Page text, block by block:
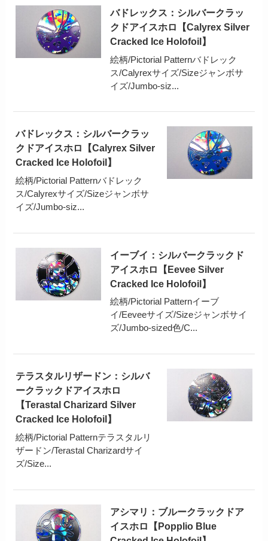
バドレックス：シルバークラッ
クドアイスホロ【Calyrex Silver
Cracked Ice Holofoil】
絵柄/Pictorial Patternバドレック
ス/Calyrexサイズ/Sizeジャンボサ
イズ/Jumbo-siz...
バドレックス：シルバークラッ
クドアイスホロ【Calyrex Silver
Cracked Ice Holofoil】
絵柄/Pictorial Patternバドレック
ス/Calyrexサイズ/Sizeジャンボサ
イズ/Jumbo-siz...
イーブイ：シルバークラックド
アイスホロ【Eevee Silver
Cracked Ice Holofoil】
絵柄/Pictorial Patternイーブ
イ/Eeveeサイズ/Sizeジャンボサイ
ズ/Jumbo-sized色/C...
テラスタルリザードン：シルバ
ークラックドアイスホロ
【Terastal Charizard Silver
Cracked Ice Holofoil】
絵柄/Pictorial Patternテラスタルリ
ザードン/Terastal Charizardサイ
ズ/Size...
アシマリ：ブルークラックドア
イスホロ【Popplio Blue